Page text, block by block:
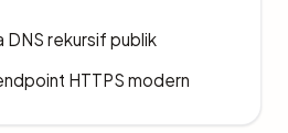
DNS rekursif publik
HTTPS modern